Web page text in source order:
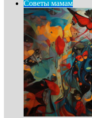
Советы мамам